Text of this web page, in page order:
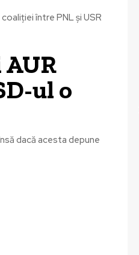
între PNL şi USR
AUR
ul o
dacă acesta depune